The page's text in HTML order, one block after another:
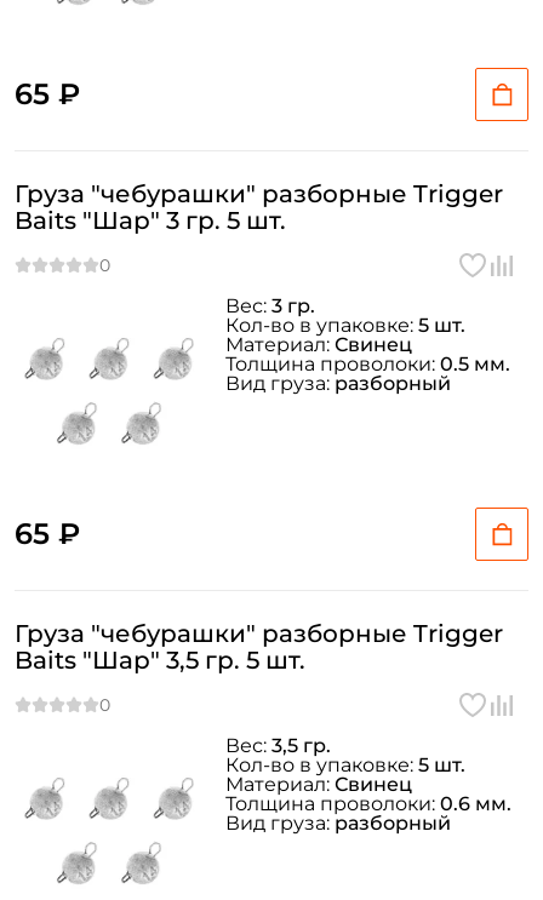
65 ₽
Груза "чебурашки" разборные Trigger
Baits "Шар" 3 гр. 5 шт.
65 ₽
Вес: 3 гр.
Кол-во в упаковке: 5 шт.
Материал: Свинец
Толщина проволоки: 0.5 мм.
Вид груза: разборный
Груза "чебурашки" разборные Trigger
Baits "Шар" 3,5 гр. 5 шт.
Вес: 3,5 гр.
Кол-во в упаковке: 5 шт.
Материал: Свинец
Толщина проволоки: 0.6 мм.
Вид груза: разборный